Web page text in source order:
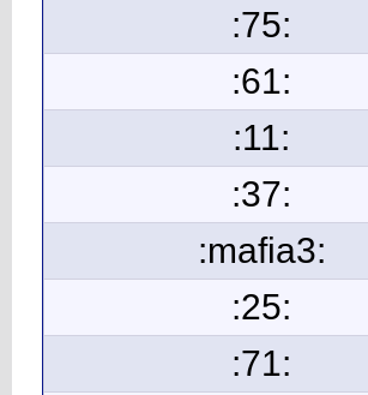
:75:
:61:
:11:
:37:
:mafia3:
:25:
:71: